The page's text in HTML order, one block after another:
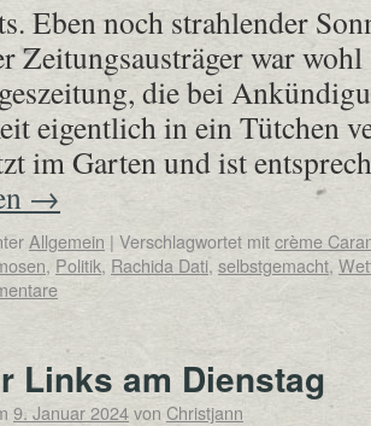
Eben noch strahlender
Zeitungsausträger war
die bei
eigentlich in ein Tütchen
im Garten und ist
→
Allgemein | Verschlagwortet mitcrème
, Politik, Rachida Dati, selbstgemacht,
Links am Dienstag
9. Januar 2024von Christjann